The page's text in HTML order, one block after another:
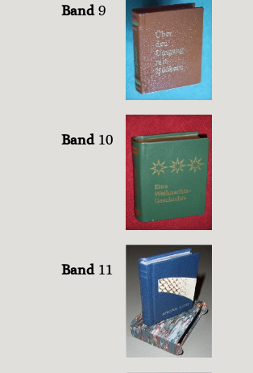
Band9
Band 10
Band 11